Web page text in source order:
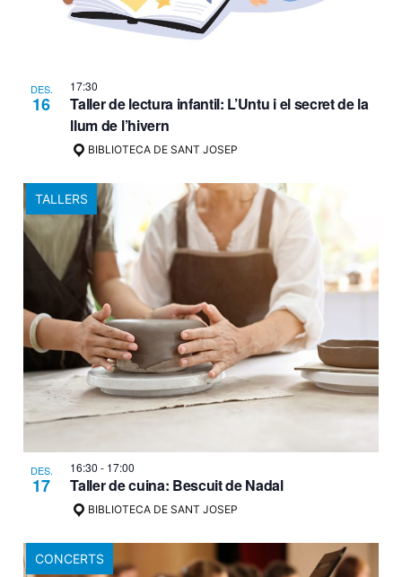
DES.
16
17:30
Taller de lectura infantil: L’Untu i el secret de la
llum de l’hivern
BIBLIOTECA DE SANT JOSEP
TALLERS
DES.
17
16:30- 17:00
Taller de cuina: Bescuit de Nadal
BIBLIOTECA DE SANT JOSEP
CONCERTS